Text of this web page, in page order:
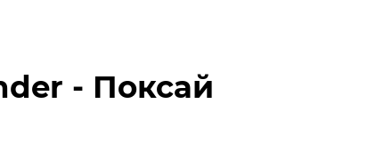
- Поксай